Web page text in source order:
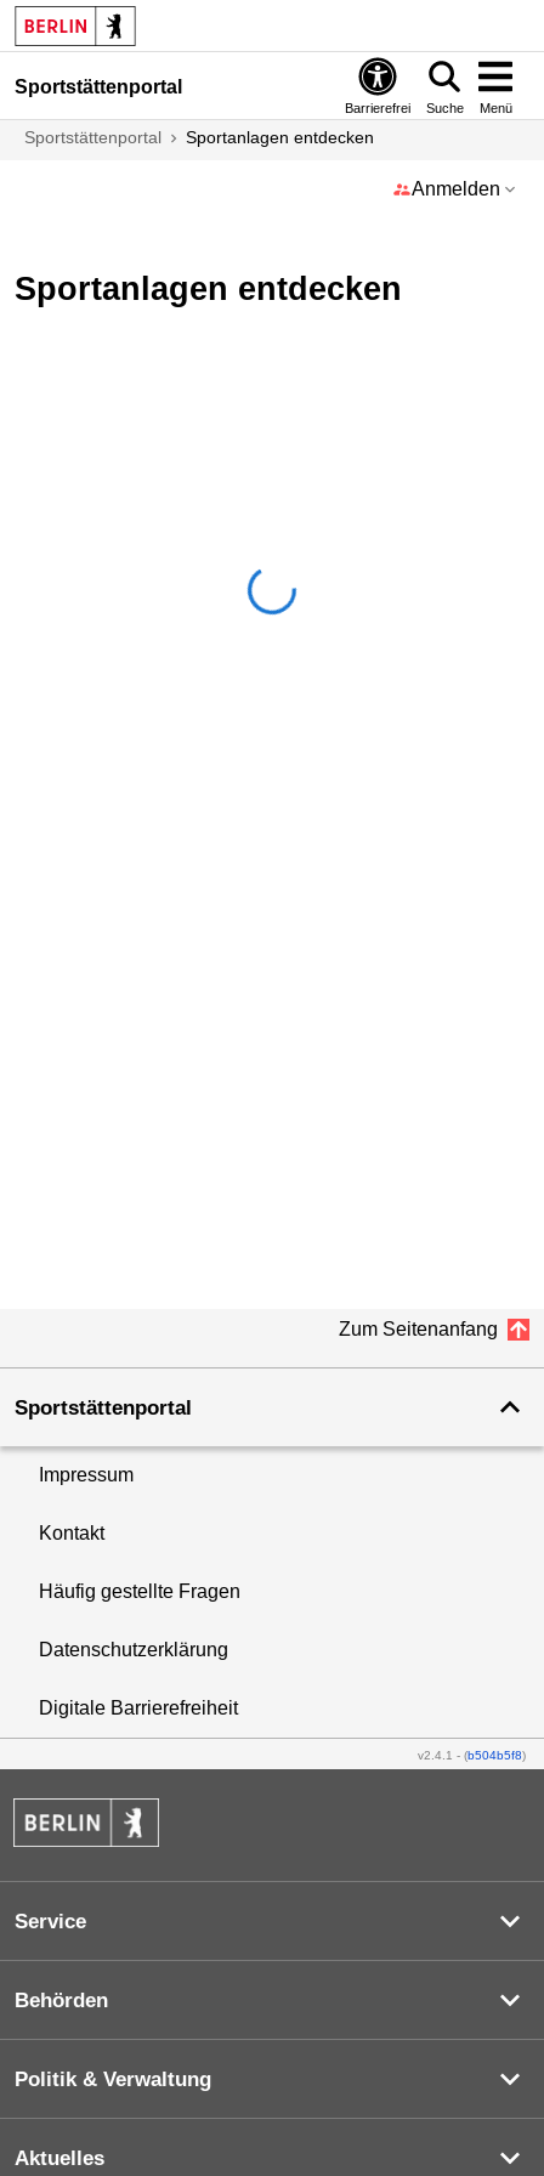
Sportstättenportal
Barrierefrei Suche Menü
Sportstättenportal Sportanlagen entdecken
Anmelden
Sportanlagen entdecken
Zum Seitenanfang
v2.4.1 -(b504b5f8)
Sportstättenportal
Impressum
Kontakt
Häufig gestellte Fragen
Datenschutzerklärung
Digitale Barrierefreiheit
Service
Behörden
Politik & Verwaltung
Aktuelles